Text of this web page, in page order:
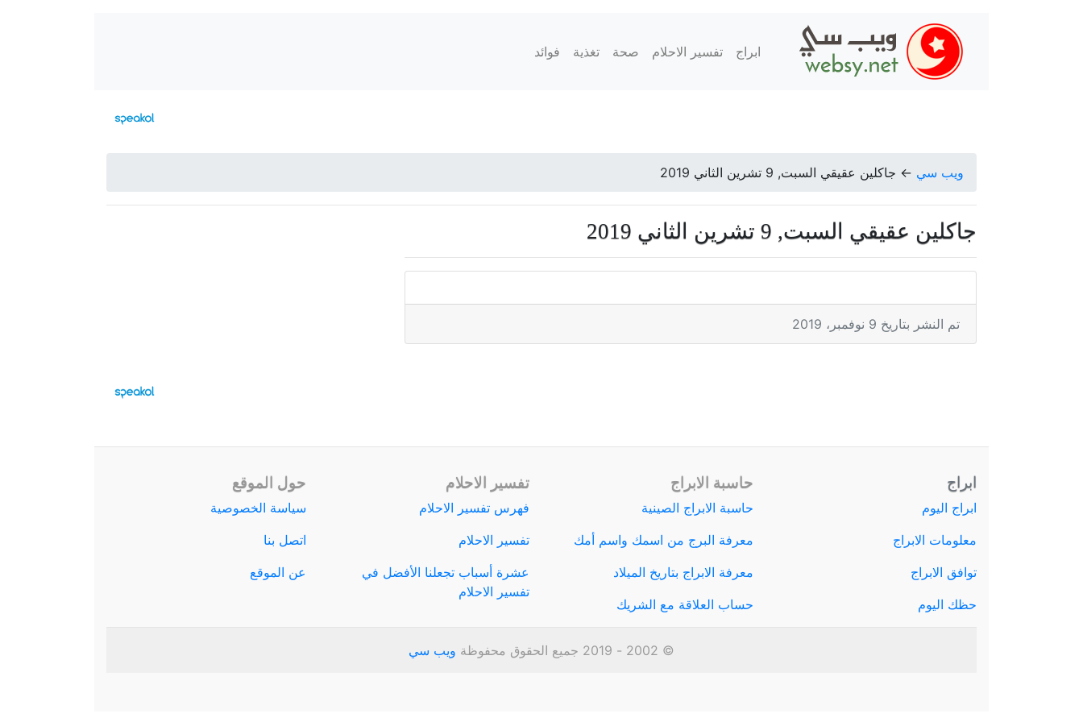
ابراج تفسير الاحلام صحة تغذية فوائد
ويب سي ← جاكلين عقيقي السبت, 9 تشرين الثاني 2019
جاكلين عقيقي السبت, 9 تشرين الثاني 2019
تم النشر بتاريخ 9 نوفمبر، 2019
ابراج
ابراج اليوم
معلومات الابراج
توافق الابراج
حظك اليوم
حاسبة الابراج
حاسبة الابراج الصينية
معرفة البرج من اسمك واسم أمك
معرفة الابراج بتاريخ الميلاد
حساب العلاقة مع الشريك
تفسير الاحلام
فهرس تفسير الاحلام
تفسير الاحلام
عشرة أسباب تجعلنا الأفضل في
تفسير الاحلام
حول الموقع
سياسة الخصوصية
اتصل بنا
عن الموقع
© 2002 - 2019 جميع الحقوق محفوظة ويب سي